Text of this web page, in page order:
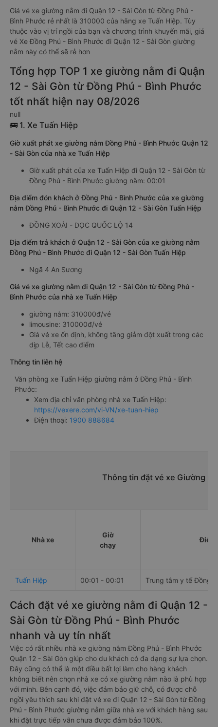
Giá vé xe giường nằm đi Quận 12 - Sài Gòn từ Đồng Phú -
Bình Phước rẻ nhất là 310000 của hãng xe Tuấn Hiệp. Tùy
thuộc vào vị trí ngồi của bạn và chương trình khuyến mãi, giá
vé Xe Đồng Phú - Bình Phước đi Quận 12 - Sài Gòn giường
nằm này có thể sẽ rẻ hơn
Tổng hợp TOP 1 xe giường nằm đi Quận
12 - Sài Gòn từ Đồng Phú - Bình Phước
tốt nhất hiện nay 08/2026
null
🚌 1. Xe Tuấn Hiệp
Giờ xuất phát xe giường nằm Đồng Phú - Bình Phước Quận 12
- Sài Gòn của nhà xe Tuấn Hiệp
Giờ xuất phát của xe Tuấn Hiệp đi Quận 12 - Sài Gòn từ
Đồng Phú - Bình Phước giường nằm: 00:01
Địa điểm đón khách ở Đồng Phú - Bình Phước của xe giường
nằm Đồng Phú - Bình Phước đi Quận 12 - Sài Gòn Tuấn Hiệp
ĐỒNG XOÀI - DỌC QUỐC LỘ 14
Địa điểm trả khách ở Quận 12 - Sài Gòn của xe giường nằm
Đồng Phú - Bình Phước đi Quận 12 - Sài Gòn Tuấn Hiệp
Ngã 4 An Sương
Giá vé xe giường nằm đi Quận 12 - Sài Gòn từ Đồng Phú -
Bình Phước của nhà xe Tuấn Hiệp
giường nằm: 310000đ/vé
limousine: 310000đ/vé
Giá vé xe ổn định, không tăng giảm đột xuất trong các
dịp Lễ, Tết cao điểm
Thông tin liên hệ
Văn phòng xe Tuấn Hiệp giường nằm ở Đồng Phú - Bình
Phước:
Xem địa chỉ văn phòng nhà xe Tuấn Hiệp:
https://vexere.com/vi-VN/xe-tuan-hiep
Điện thoại: 1900 888684
Thông tin đặt vé xe Giường
Nhà xe
Giờ
chạy
Điểm
Tuấn Hiệp 00:01 - 00:01 Trung tâm y tế Đồng
Cách đặt vé xe giường nằm đi Quận 12 -
Sài Gòn từ Đồng Phú - Bình Phước
nhanh và uy tín nhất
Việc có rất nhiều nhà xe giường nằm Đồng Phú - Bình Phước
Quận 12 - Sài Gòn giúp cho du khách có đa dạng sự lựa chọn.
Đây cũng có thể là một điều bất lợi làm cho hàng khách
không biết nên chọn nhà xe có xe giường nằm nào là phù hợp
với mình. Bên cạnh đó, việc đảm bảo giữ chỗ, có được chỗ
ngồi yêu thích sau khi đặt vé xe đi Quận 12 - Sài Gòn từ Đồng
Phú - Bình Phước giường nằm giữa nhà xe với khách hàng sau
khi đặt trực tiếp vẫn chưa được đảm bảo 100%.